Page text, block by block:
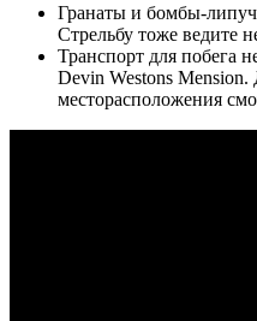
Гранаты и бомбы-
Стрельбу тоже ведите
Транспорт для побега
Devin Westons Mension.
месторасположения